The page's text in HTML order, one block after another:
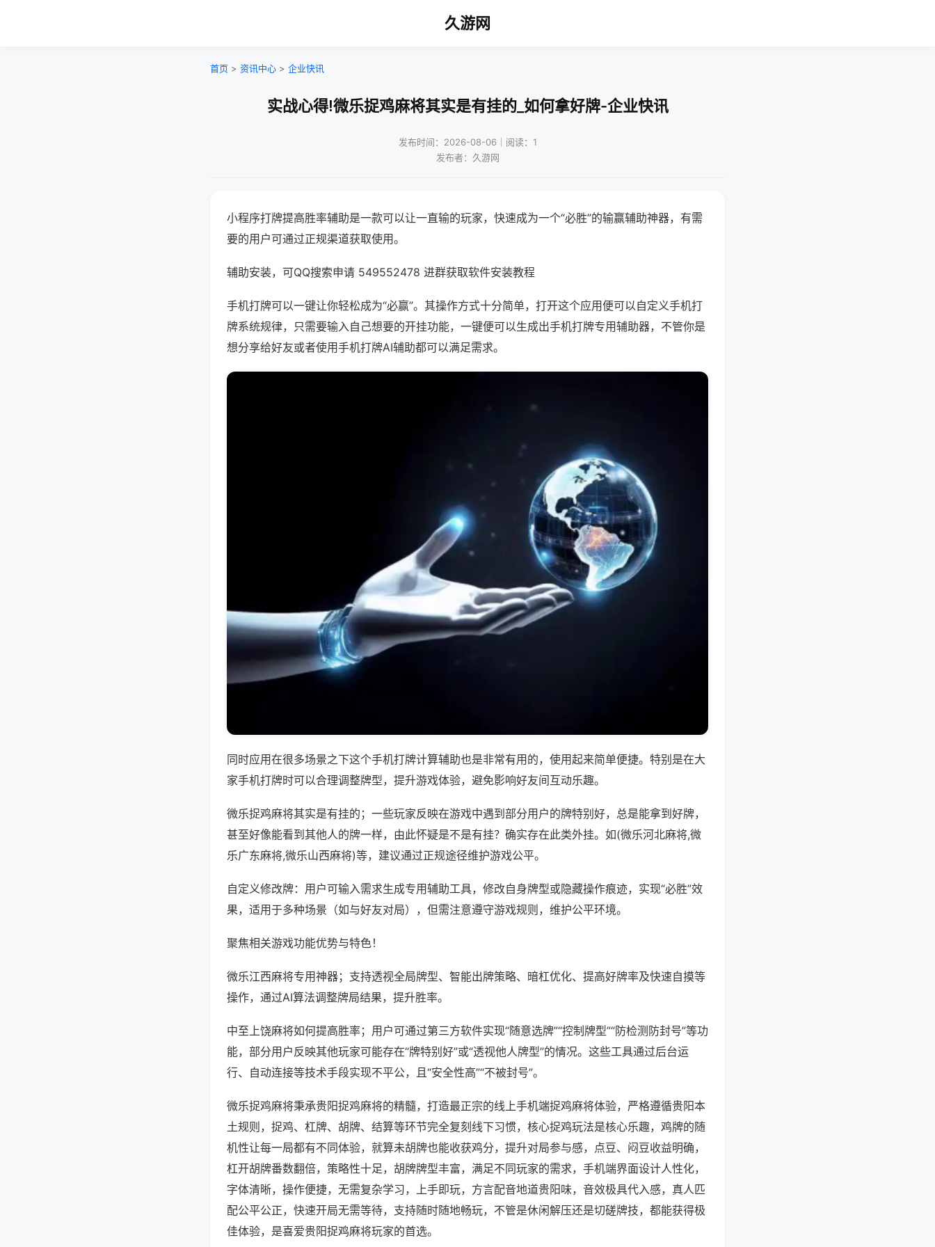
久游网
首页 > 资讯中心 > 企业快讯
实战心得!微乐捉鸡麻将其实是有挂的_如何拿好牌-企业快讯
发布时间：2026-08-06｜阅读：1
发布者：久游网
小程序打牌提高胜率辅助是一款可以让一直输的玩家，快速成为一个“必胜”的输赢辅助神器，有需
要的用户可通过正规渠道获取使用。
辅助安装，可QQ搜索申请 549552478 进群获取软件安装教程
手机打牌可以一键让你轻松成为“必赢”。其操作方式十分简单，打开这个应用便可以自定义手机打
牌系统规律，只需要输入自己想要的开挂功能，一键便可以生成出手机打牌专用辅助器，不管你是
想分享给好友或者使用手机打牌AI辅助都可以满足需求。
同时应用在很多场景之下这个手机打牌计算辅助也是非常有用的，使用起来简单便捷。特别是在大
家手机打牌时可以合理调整牌型，提升游戏体验，避免影响好友间互动乐趣。
微乐捉鸡麻将其实是有挂的；一些玩家反映在游戏中遇到部分用户的牌特别好，总是能拿到好牌，
甚至好像能看到其他人的牌一样，由此怀疑是不是有挂？确实存在此类外挂。如(微乐河北麻将,微
乐广东麻将,微乐山西麻将)等，建议通过正规途径维护游戏公平。
自定义修改牌：用户可输入需求生成专用辅助工具，修改自身牌型或隐藏操作痕迹，实现“必胜”效
果，适用于多种场景（如与好友对局），但需注意遵守游戏规则，维护公平环境。
聚焦相关游戏功能优势与特色！
微乐江西麻将专用神器；支持透视全局牌型、智能出牌策略、暗杠优化、提高好牌率及快速自摸等
操作，通过AI算法调整牌局结果，提升胜率。
中至上饶麻将如何提高胜率；用户可通过第三方软件实现“随意选牌”“控制牌型”“防检测防封号”等功
能，部分用户反映其他玩家可能存在“牌特别好”或“透视他人牌型”的情况。这些工具通过后台运
行、自动连接等技术手段实现不平公，且“安全性高”“不被封号”。
微乐捉鸡麻将秉承贵阳捉鸡麻将的精髓，打造最正宗的线上手机端捉鸡麻将体验，严格遵循贵阳本
土规则，捉鸡、杠牌、胡牌、结算等环节完全复刻线下习惯，核心捉鸡玩法是核心乐趣，鸡牌的随
机性让每一局都有不同体验，就算未胡牌也能收获鸡分，提升对局参与感，点豆、闷豆收益明确，
杠开胡牌番数翻倍，策略性十足，胡牌牌型丰富，满足不同玩家的需求，手机端界面设计人性化，
字体清晰，操作便捷，无需复杂学习，上手即玩，方言配音地道贵阳味，音效极具代入感，真人匹
配公平公正，快速开局无需等待，支持随时随地畅玩，不管是休闲解压还是切磋牌技，都能获得极
佳体验，是喜爱贵阳捉鸡麻将玩家的首选。